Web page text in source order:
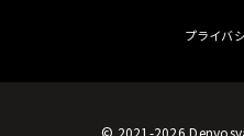
プライバ
© 2021-2026